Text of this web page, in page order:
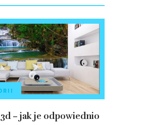
– jak je odpowiednio